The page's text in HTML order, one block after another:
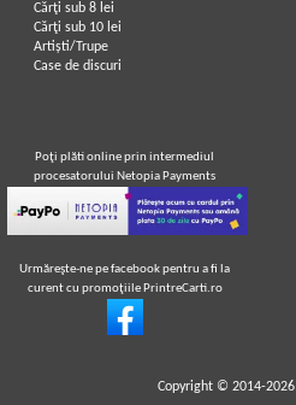
Cărţi sub 8 lei
Cărţi sub 10 lei
Artiști/Trupe
Case de discuri
Poţi plăti online prin intermediul
procesatorului Netopia Payments
Urmăreşte-ne pe facebook pentru a fi la
curent cu promoţiile PrintreCarti.ro
Copyright © 2014-2026